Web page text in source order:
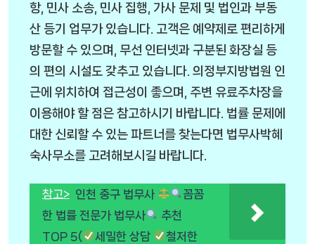
항, 민사 소송, 민사 집행, 가사 문제 및 법인과 부동
산 등기 업무가 있습니다. 고객은 예약제로 편리하게
방문할 수 있으며, 무선 인터넷과 구분된 화장실 등
의 편의 시설도 갖추고 있습니다. 의정부지방법원 인
근에 위치하여 접근성이 좋으며, 주변 유료주차장을
이용해야 할 점은 참고하시기 바랍니다. 법률 문제에
대한 신뢰할 수 있는 파트너를 찾는다면 법무사박혜
숙사무소를 고려해보시길 바랍니다.
참고> 인천 중구 법무사
꼼꼼
한 법률 전문가 법무사
추천
TOP 5(
세밀한 상담
철저한